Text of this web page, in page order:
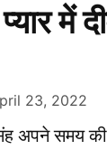
में
23, 2022
अपने समय